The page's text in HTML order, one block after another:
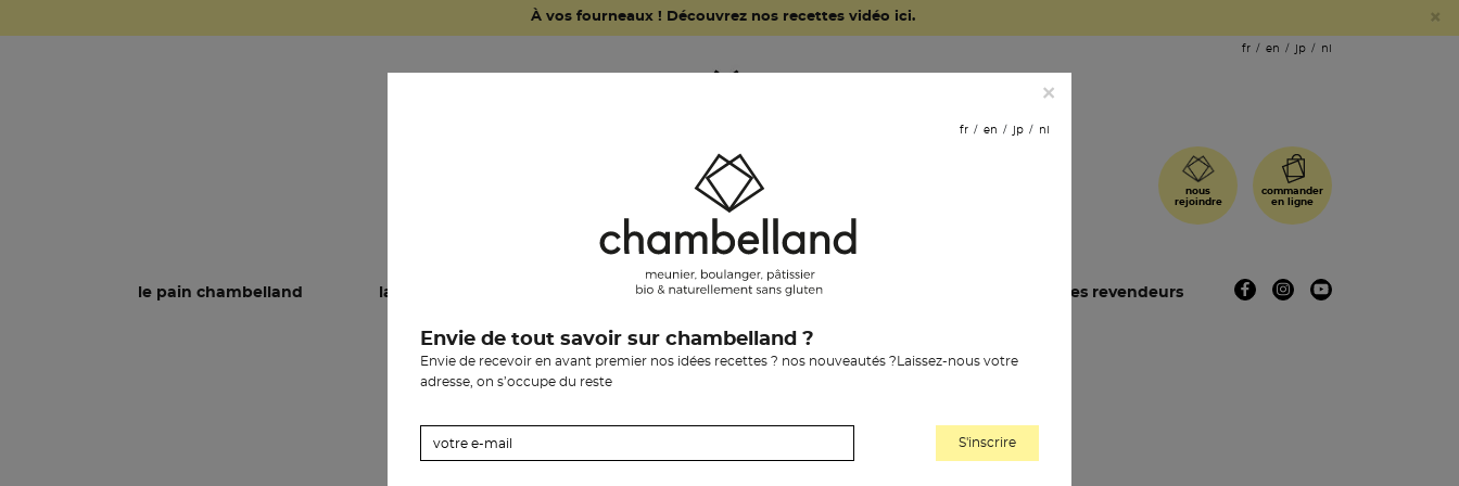
×
À vos fourneaux ! Découvrez nos recettes vidéo ici.
fr en jp nl
commander
en ligne
nous
rejoindre
le pain chambelland la pâtisserie notre histoire les revendeurs
×
fr en jp nl
Envie de tout savoir sur chambelland ?
Envie de recevoir en avant premier nos idées recettes ? nos nouveautés ?Laissez-nous votre
adresse, on s’occupe du reste